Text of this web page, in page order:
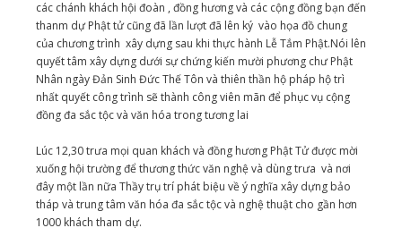
các chánh khách hội đoàn , đồng hương và các cộng đồng bạn đến
thanm dự Phật tử cũng đã lần lượt đã lên ký vào họa đồ chung
của chương trình xây dựng sau khi thực hành Lễ Tắm Phật.Nói lên
quyết tâm xây dựng dưới sự chứng kiến mười phương chư Phật
Nhân ngày Đản Sinh Đức Thế Tôn và thiên thần hộ pháp hộ trì
nhất quyết công trình sẽ thành công viên mãn để phục vụ cộng
đồng đa sắc tộc và văn hóa trong tương lai
Lúc 12,30 trưa mọi quan khách và đồng hương Phật Tử được mời
xuống hội trường để thương thức văn nghệ và dùng trưa và nơi
đây một lần nữa Thầy trụ trí phát biệu về ý nghĩa xây dựng bảo
tháp và trung tâm văn hóa đa sắc tộc và nghệ thuật cho gần hơn
1000 khách tham dự.